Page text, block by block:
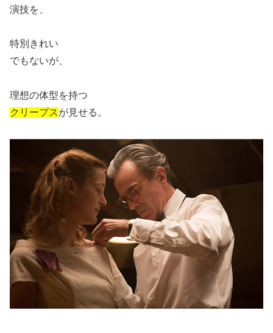
演技を、
特別きれい
でもないが、
理想の体型を持つ
クリープスが見せる。